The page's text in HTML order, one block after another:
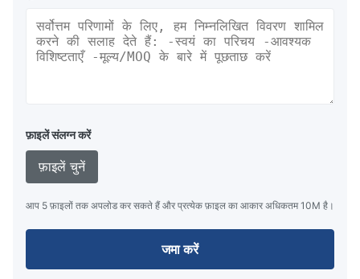
फ़ाइलें संलग्न करें
फ़ाइलें चुनें
आप 5 फ़ाइलों तक अपलोड कर सकते हैं और प्रत्येक फ़ाइल का आकार अधिकतम 10M है।
जमा करें